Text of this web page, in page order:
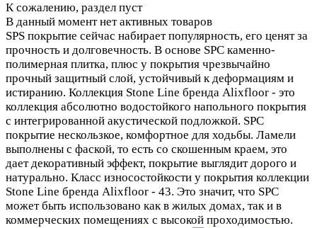
К сожалению, раздел пуст
В данный момент нет активных товаров
SPS покрытие сейчас набирает популярность, его ценят за
прочность и долговечность. В основе SPC каменно-
полимерная плитка, плюс у покрытия чрезвычайно
прочный защитный слой, устойчивый к деформациям и
истиранию. Коллекция Stone Line бренда Alixfloor - это
коллекция абсолютно водостойкого напольного покрытия
с интегрированной акустической подложкой. SPC
покрытие нескользкое, комфортное для ходьбы. Ламели
выполнены с фаской, то есть со скошенным краем, это
дает декоративный эффект, покрытие выглядит дорого и
натурально. Класс износостойкости у покрытия коллекции
Stone Line бренда Alixfloor - 43. Это значит, что SPC
может быть использовано как в жилых домах, так и в
коммерческих помещениях с высокой проходимостью.